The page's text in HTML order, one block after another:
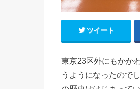
ツイート
東京23区外にもかか
うようになったので